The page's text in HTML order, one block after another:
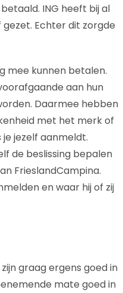
ING heeft bij al
Echter dit zorgde
mee kunnen betalen.
aan hun
Daarmee hebben
met het merk of
jezelf aanmeldt.
de beslissing bepalen
FrieslandCampina.
en waar hij of zij
graag ergens goed in
mate goed in